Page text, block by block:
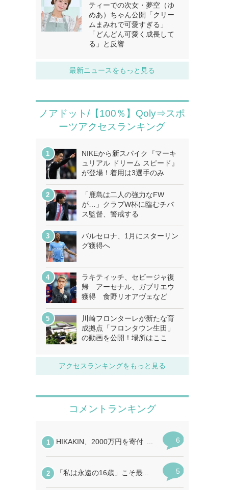
ティーでの次女・夢空（ゆ
めあ）ちゃん公開「クリー
ムまみれで可愛すぎる」
「どんどん可愛く成長して
る」と反響
最新ニュースをもっと見る
ノアドット/【100％】Qoly⇒スポ
ーツアクセスランキング
NIKEから新スパイク『マーキ
ュリアル ドリーム スピード』
が登場！着用は3選手のみ
「鹿島は二人の強力なFW
が…」クラブW杯に臨むチバ
ス監督、警戒する
バルセロナ、1月にスターリン
グ獲得へ
ラキティッチ、セビージャ復
帰 アーセナル、ガブリエウ
獲得 食野リオアヴェなど
川崎フロンターレが新たな育
成拠点「フロンタウン生田」
の動画を公開！場所はここ
アクセスランキングをもっと見る